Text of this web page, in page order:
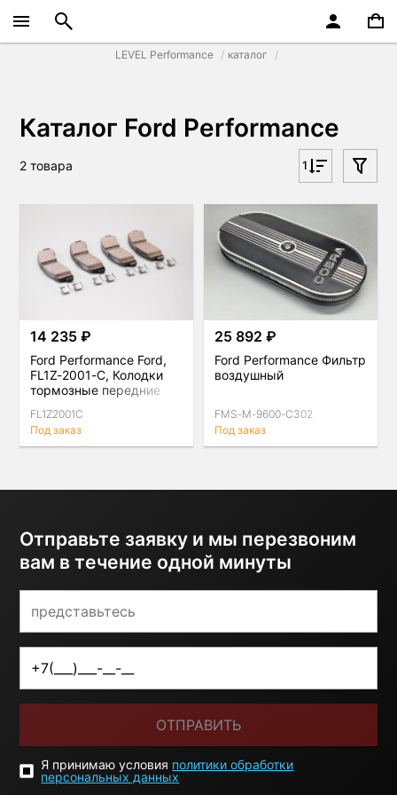
LEVEL Performance каталог
Каталог Ford Performance
2 товара 1
14 235 ₽
Ford Performance Ford,
FL1Z-2001-C, Колодки
тормозные передние
FL1Z2001C
Под заказ
25 892 ₽
Ford Performance Фильтр
воздушный
FMS-M-9600-C302
Под заказ
Отправьте заявку и мы перезвоним
вам в течение одной минуты
ОТПРАВИТЬ
Я принимаю условия политики обработки
персональных данных